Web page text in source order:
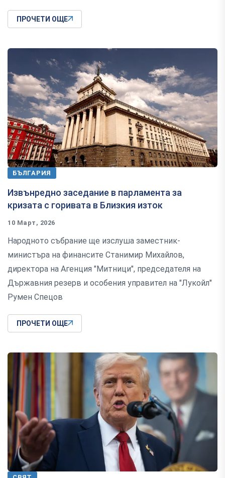
ПРОЧЕТИ ОЩЕ
БЪЛГАРИЯ
Извънредно заседание в парламента за
кризата с горивата в Близкия изток
10 Март, 2026
Народното събрание ще изслуша заместник-
министъра на финансите Станимир Михайлов,
директора на Агенция "Митници", председателя на
Държавния резерв и особения управител на "Лукойл"
Румен Спецов
ПРОЧЕТИ ОЩЕ